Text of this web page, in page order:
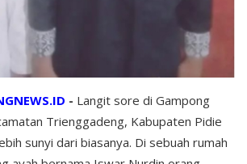
- Langit sore di Gampong
Trienggadeng, Kabupaten Pidie
sunyi dari biasanya. Di sebuah rumah